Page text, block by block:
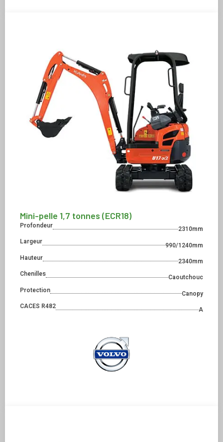
Mini-pelle 1,7 tonnes (ECR18)
Profondeur
2310mm
Largeur
990/1240mm
Hauteur
2340mm
Chenilles
Caoutchouc
Protection
Canopy
CACES R482
A